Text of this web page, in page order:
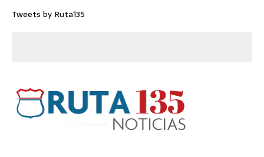
Tweets by Ruta135